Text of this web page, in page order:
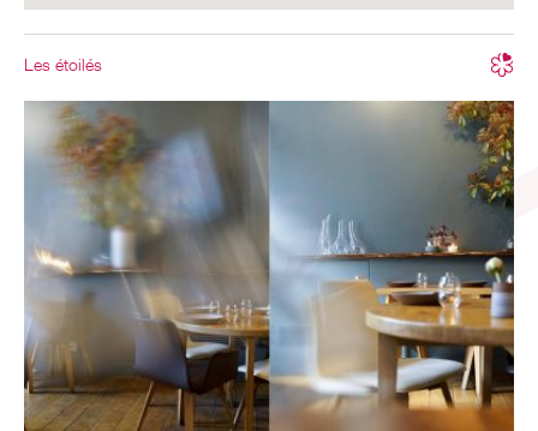
Les étoilés